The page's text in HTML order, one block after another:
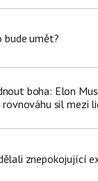
bude umět?
boha: Elon
sil mezi
znepokojující